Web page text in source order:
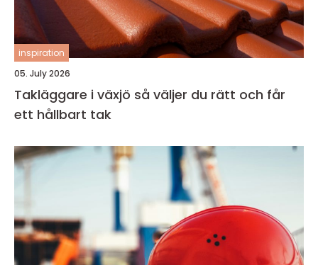
inspiration
05. July 2026
Takläggare i växjö så väljer du rätt och får
ett hållbart tak